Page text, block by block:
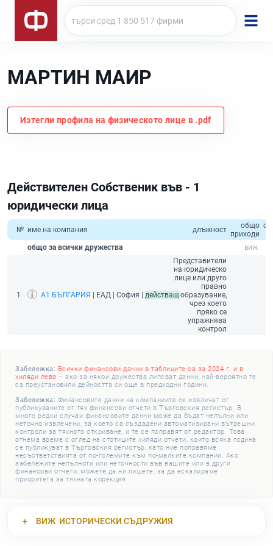
МАРТИН МАИР
Изтегли профила на физическото лице в .pdf
Действителен Собственик във - 1
юридически лица
№ име на компания длъжност
общо
приходи
общо за всички дружества
1 А1 БЪЛГАРИЯ | ЕАД | София | действащ
Представители
на юридическо
лице или друго
правно
образувание,
чрез което
пряко се
упражнява
контрол
Забележка: Всички финансови данни в таблиците са за 2024 г. и в
хиляди лева – ако за някои дружества липсват данни, най-вероятно те
са преустановили дейността си още в предходни години.
Забележка: Финансовите данни на компаниите се извличат от
публикуваните от тях финансови отчети в Търговския регистър. В
много редки случаи финансовите данни може да бъдат непълни или
неточно извлечени, за което са създадени автоматизирани вътрешни
контроли за тяхното откриване, и те се поправят от редактор. Това
отнема време с оглед на стотиците хиляди отчети, които всяка година
се публикуват в Търговския регистър, като ние поправяме
несъответствията от по-големите към по-малките компании. Ако
забележите непълноти или неточности във вашите или в други
финансови отчети, можете да ни пишете, за да ескалираме
приоритета за тяхната корекция.
ВИЖ ИСТОРИЧЕСКИ СЪДРУЖИЯ